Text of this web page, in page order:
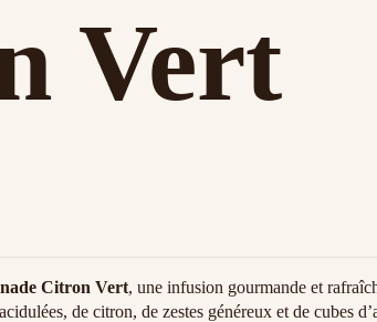
Vert
Citron Vert, une infusion gourmande et
de citron, de zestes généreux et de cubes